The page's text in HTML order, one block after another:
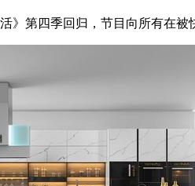
》第四季回归，节目向所有在被